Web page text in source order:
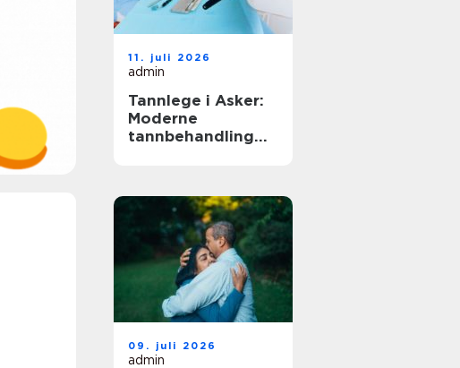
11. juli 2026
admin
Tannlege i Asker:
Moderne
tannbehandling
09. juli 2026
admin